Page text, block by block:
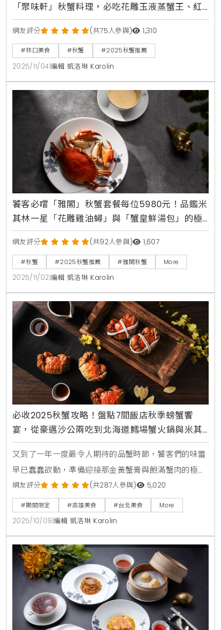
「聚味軒」秋蟹料理，必吃花雕玉液蒸蟹王、紅
蟳石鍋撈飯，四人宴NT$8888起
網友評分 (共75人參與) 1,310
#林口美食 #秋蟹 #2025秋蟹推薦
2025/11/04 編輯 凱洛琳 Karolin
饕客必嚐「雅閣」秋蟹套餐每位5980元！品鑑米
其林一星「花雕雞油蟳」與「蟹皇鮮湯包」的極
致鮮甜
網友評分 (共92人參與) 1,607
#秋蟹 #2025秋蟹推薦 #雅閣秋蟹 More
2025/11/02 編輯 凱洛琳 Karolin
必收2025秋蟹攻略！盤點7間飯店秋季螃蟹饗
宴，從豪邁沙公兩吃到北海道鱈場蟹火鍋與米其
林法式創意料理一篇搞定
又到了一年一度最令人期待的品蟹時節，饕客們的味蕾
早已蠢蠢欲動，準備迎接那金黃蟹膏與飽滿蟹肉的極致
誘惑。看準這波秋季美食商機，各大星級飯店與知名餐
廳紛紛端出壓箱寶，從經典不敗的清蒸大閘蟹、肉質緊
實的沙公、產地直送的萬里蟹，到奢華的北海道鱈場
蟹，各式蟹蟳料理百花齊放，無論是傳統中式筵席、日
式火鍋饗宴，甚至是米其林星級的法式創意詮釋，都將
在這場金秋盛宴中一一登場，為消費者提供最多元豐富
的選擇。台北W飯店
網友評分 (共287人參與) 5,020
#期間限定 #高雄美食 #台北美食 More
2025/10/09 編輯 凱洛琳 Karolin